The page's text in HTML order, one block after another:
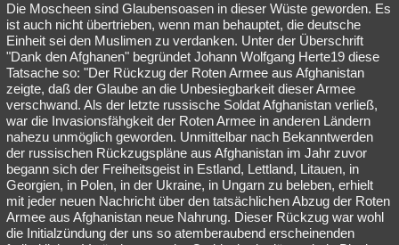
Die Moscheen sind Glaubensoasen in dieser Wüste geworden. Es
ist auch nicht übertrieben, wenn man behauptet, die deutsche
Einheit sei den Muslimen zu verdanken. Unter der Überschrift
"Dank den Afghanen" begründet Johann Wolfgang Herte19 diese
Tatsache so: "Der Rückzug der Roten Armee aus Afghanistan
zeigte, daß der Glaube an die Unbesiegbarkeit dieser Armee
verschwand. Als der letzte russische Soldat Afghanistan verließ,
war die Invasionsfähgkeit der Roten Armee in anderen Ländern
nahezu unmöglich geworden. Unmittelbar nach Bekanntwerden
der russischen Rückzugspläne aus Afghanistan im Jahr zuvor
begann sich der Freiheitsgeist in Estland, Lettland, Litauen, in
Georgien, in Polen, in der Ukraine, in Ungarn zu beleben, erhielt
mit jeder neuen Nachricht über den tatsächlichen Abzug der Roten
Armee aus Afghanistan neue Nahrung. Dieser Rückzug war wohl
die Initialzündung der uns so atemberaubend erscheinenden